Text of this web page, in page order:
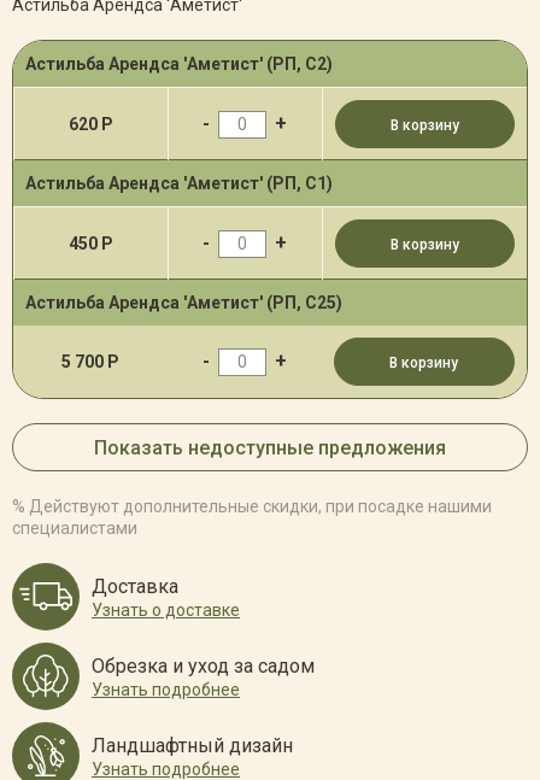
Астильба Арендса 'Аметист'
Астильба Арендса 'Аметист' (РП, С2)
620 Р - + В корзину
Астильба Арендса 'Аметист' (РП, С1)
450 Р - + В корзину
Астильба Арендса 'Аметист' (РП, С25)
5 700 Р - + В корзину
Показать недоступные предложения
% Действуют дополнительные скидки, при посадке нашими
специалистами
Доставка
Узнать о доставке
Обрезка и уход за садом
Узнать подробнее
Ландшафтный дизайн
Узнать подробнее